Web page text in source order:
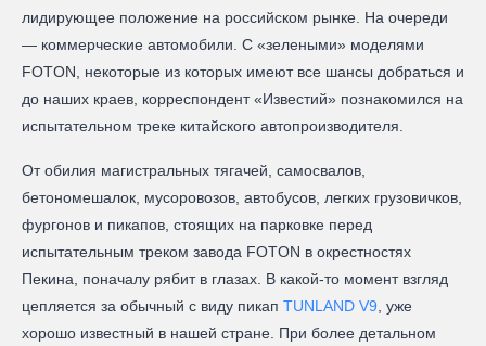
лидирующее положение на российском рынке. На очереди
— коммерческие автомобили. С «зелеными» моделями
FOTON, некоторые из которых имеют все шансы добраться и
до наших краев, корреспондент «Известий» познакомился на
испытательном треке китайского автопроизводителя.
От обилия магистральных тягачей, самосвалов,
бетономешалок, мусоровозов, автобусов, легких грузовичков,
фургонов и пикапов, стоящих на парковке перед
испытательным треком завода FOTON в окрестностях
Пекина, поначалу рябит в глазах. В какой-то момент взгляд
цепляется за обычный с виду пикап TUNLAND V9 , уже
хорошо известный в нашей стране. При более детальном